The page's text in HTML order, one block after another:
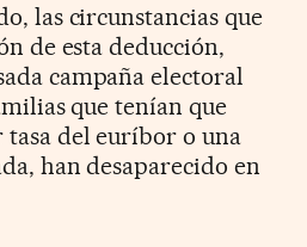
las circunstancias que
de esta deducción,
campaña electoral
que tenían que
del euríbor o una
han desaparecido en